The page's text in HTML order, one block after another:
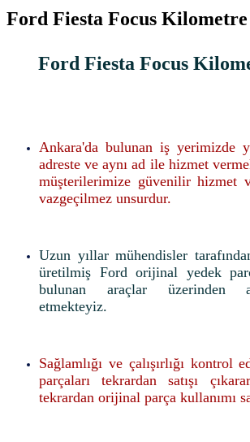
Ford Fiesta Focus Kilometre
Ford Fiesta Focus
Ankara'da bulunan iş yerimizde
adreste ve aynı ad ile hizmet
müşterilerimize güvenilir hizmet
vazgeçilmez unsurdur.
Uzun yıllar mühendisler
üretilmiş Ford orijinal yedek
bulunan araçlar üzerinden
etmekteyiz.
Sağlamlığı ve çalışırlığı kontrol
parçaları tekrardan satışı
tekrardan orijinal parça kullanımı